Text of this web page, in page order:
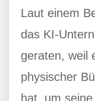
Laut einem
das KI-
geraten, weil
physischer
hat, um